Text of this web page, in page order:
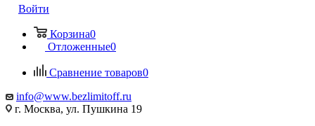
Войти
Корзина0
Отложенные0
Сравнение товаров0
info@www.bezlimitoff.ru
г. Москва, ул. Пушкина 19